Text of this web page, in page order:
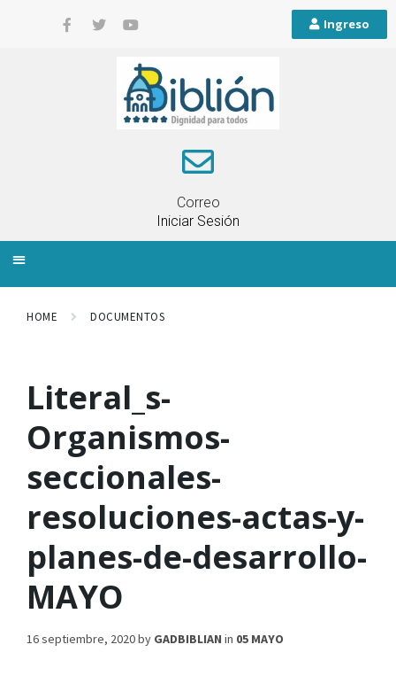
Ingreso
Correo
Iniciar Sesión
HOME DOCUMENTOS
Literal_s-
Organismos-
seccionales-
resoluciones-actas-y-
planes-de-desarrollo-
MAYO
16 septiembre, 2020by GADBIBLIAN in 05 MAYO